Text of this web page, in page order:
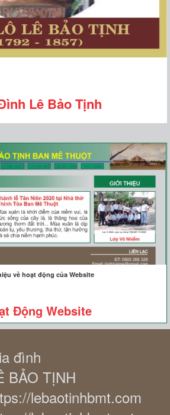
Lê Bảo Tịnh
về hoạt động của Website
Động Website
đình
BẢO TỊNH
lebaotinhbmt.com